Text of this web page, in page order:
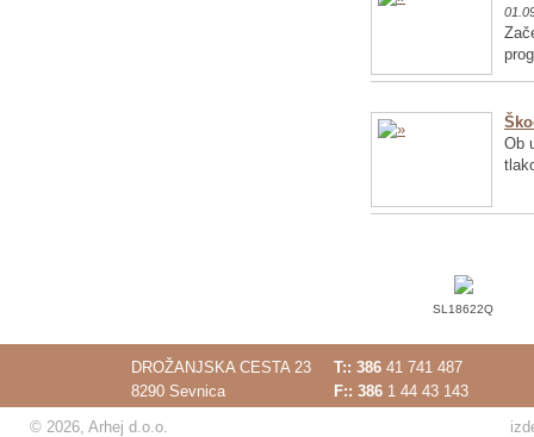
Ob
SL18622Q
DROŽANJSKA CESTA 23
8290 Sevnica
T:: 386 41 741 487
F:: 386 1 44 43 143
© 2026, Arhej d.o.o.